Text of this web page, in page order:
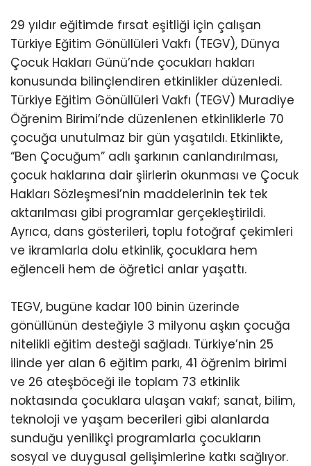
29 yıldır eğitimde fırsat eşitliği için çalışan
Türkiye Eğitim Gönüllüleri Vakfı (TEGV), Dünya
Çocuk Hakları Günü’nde çocukları hakları
konusunda bilinçlendiren etkinlikler düzenledi.
Türkiye Eğitim Gönüllüleri Vakfı (TEGV) Muradiye
Öğrenim Birimi’nde düzenlenen etkinliklerle 70
çocuğa unutulmaz bir gün yaşatıldı. Etkinlikte,
“Ben Çocuğum” adlı şarkının canlandırılması,
çocuk haklarına dair şiirlerin okunması ve Çocuk
Hakları Sözleşmesi’nin maddelerinin tek tek
aktarılması gibi programlar gerçekleştirildi.
Ayrıca, dans gösterileri, toplu fotoğraf çekimleri
ve ikramlarla dolu etkinlik, çocuklara hem
eğlenceli hem de öğretici anlar yaşattı.
TEGV, bugüne kadar 100 binin üzerinde
gönüllünün desteğiyle 3 milyonu aşkın çocuğa
nitelikli eğitim desteği sağladı. Türkiye’nin 25
ilinde yer alan 6 eğitim parkı, 41 öğrenim birimi
ve 26 ateşböceği ile toplam 73 etkinlik
noktasında çocuklara ulaşan vakıf; sanat, bilim,
teknoloji ve yaşam becerileri gibi alanlarda
sunduğu yenilikçi programlarla çocukların
sosyal ve duygusal gelişimlerine katkı sağlıyor.